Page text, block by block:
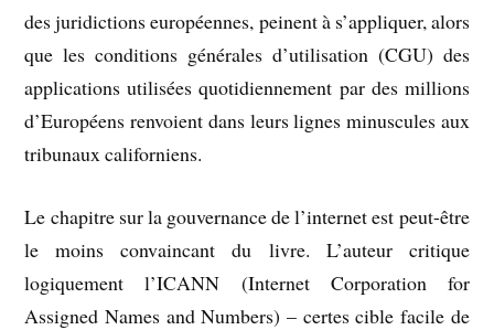
des juridictions européennes, peinent à s’appliquer, alors
que les conditions générales d’utilisation (CGU) des
applications utilisées quotidiennement par des millions
d’Européens renvoient dans leurs lignes minuscules aux
tribunaux californiens.
Le chapitre sur la gouvernance de l’internet est peut-être
le moins convaincant du livre. L’auteur critique
logiquement l’ICANN (Internet Corporation for
Assigned Names and Numbers) – certes cible facile de